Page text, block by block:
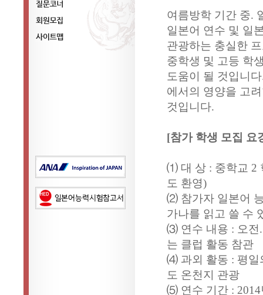
공지사항
질문코너
회원모집
여름방학 기간 중.
일본어 연수 및 일
관광하는 충실한
중학생 및 고등 학
도움이 될 것입니
에서의 영양을 고
것입니다.
[참가 학생 모집 요
⑴ 대 상 : 중학교 2
도 환영)
⑵ 참가자 일본어
가나를 읽고 쓸 수
⑶ 연수 내용 : 오전
는 클럽 활동 참관
⑷ 과외 활동 : 평일
도 온천지 관광
⑸ 연수 기간 : 2014